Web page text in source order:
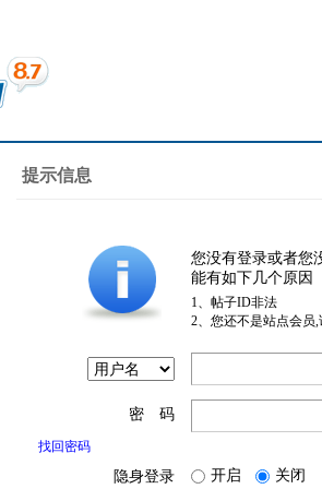
提示信息
您没有登录或者您
能有如下几个原因
1、帖子ID非法
2、您还不是站点会员
密 码
找回密码
隐身登录 开启 关闭